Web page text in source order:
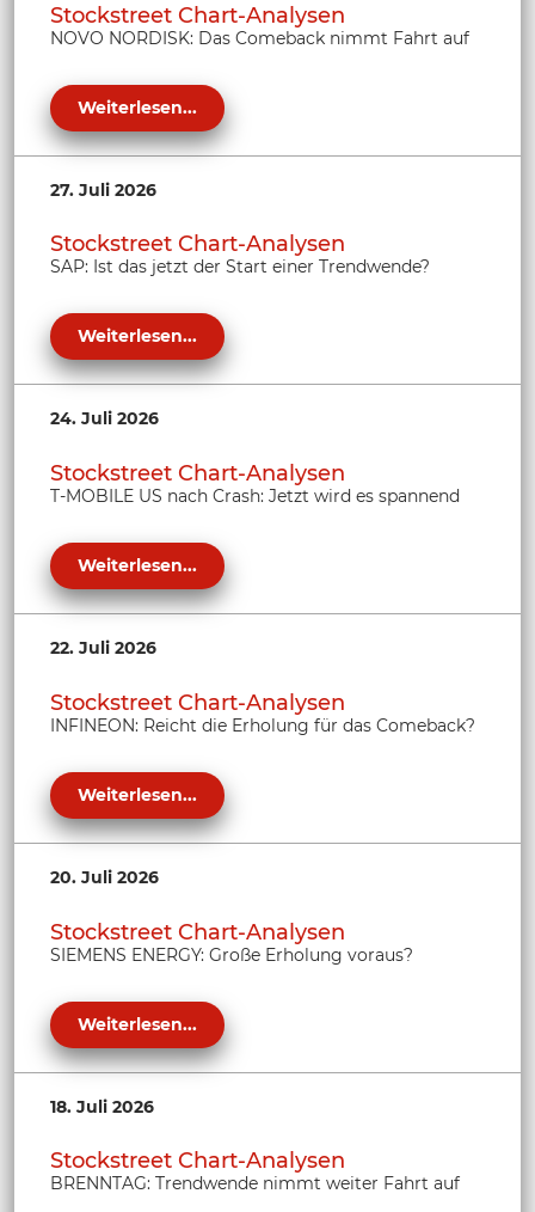
Stockstreet Chart-Analysen
NOVO NORDISK: Das Comeback nimmt Fahrt auf
Weiterlesen...
27. Juli 2026
Stockstreet Chart-Analysen
SAP: Ist das jetzt der Start einer Trendwende?
Weiterlesen...
24. Juli 2026
Stockstreet Chart-Analysen
T-MOBILE US nach Crash: Jetzt wird es spannend
Weiterlesen...
22. Juli 2026
Stockstreet Chart-Analysen
INFINEON: Reicht die Erholung für das Comeback?
Weiterlesen...
20. Juli 2026
Stockstreet Chart-Analysen
SIEMENS ENERGY: Große Erholung voraus?
Weiterlesen...
18. Juli 2026
Stockstreet Chart-Analysen
BRENNTAG: Trendwende nimmt weiter Fahrt auf